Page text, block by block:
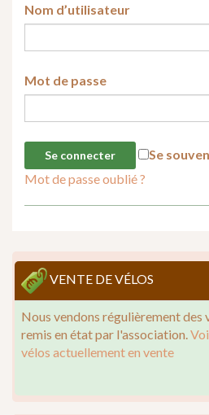
Nom d’utilisateur
Mot de passe
Se
Mot de passe oublié ?
VENTE DE VÉLOS
Nous vendons régulièrement des
remis en état par l'association.
vélos actuellement en vente